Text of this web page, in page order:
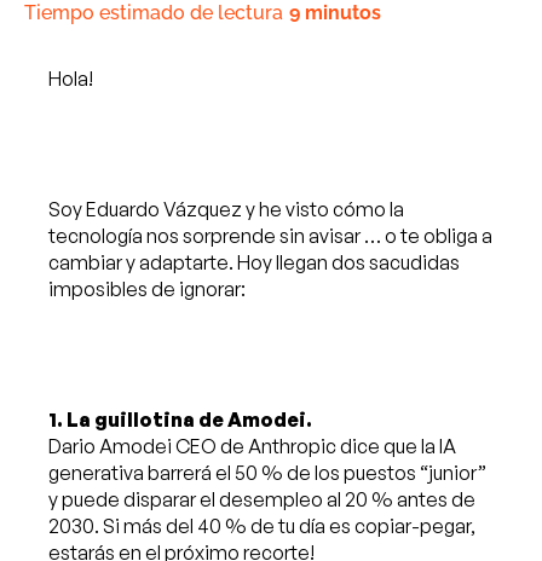
Tiempo estimado de lectura 9 minutos
Hola!
Soy Eduardo Vázquez y he visto cómo la
tecnología nos sorprende sin avisar … o te obliga a
cambiar y adaptarte. Hoy llegan dos sacudidas
imposibles de ignorar:
1. La guillotina de Amodei.
Dario Amodei CEO de Anthropic dice que la IA
generativa barrerá el 50 % de los puestos “junior”
y puede disparar el desempleo al 20 % antes de
2030. Si más del 40 % de tu día es copiar-pegar,
estarás en el próximo recorte!